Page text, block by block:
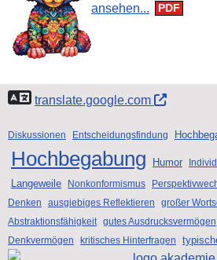
ansehen...
translate.google.com
Diskussionen Entscheidungsfindung
Hochbegabung Humor
Langeweile Nonkonformismus
Denken
ausgiebiges Reflektieren großer
Abstraktionsfähigkeit gutes Ausdrucksvermögen
Denkvermögen
kritisches Hinterfragen